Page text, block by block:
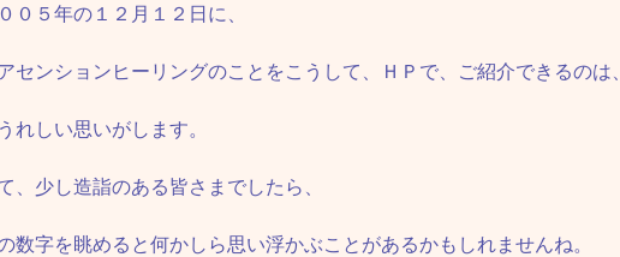
０５年の１２月１２日に、
センションヒーリングのことをこうして、ＨＰで、ご紹介できるのは、
れしい思いがします。
、少し造詣のある皆さまでしたら、
数字を眺めると何かしら思い浮かぶことがあるかもしれませんね。